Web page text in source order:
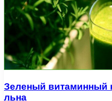
Зеленый витаминный
льна